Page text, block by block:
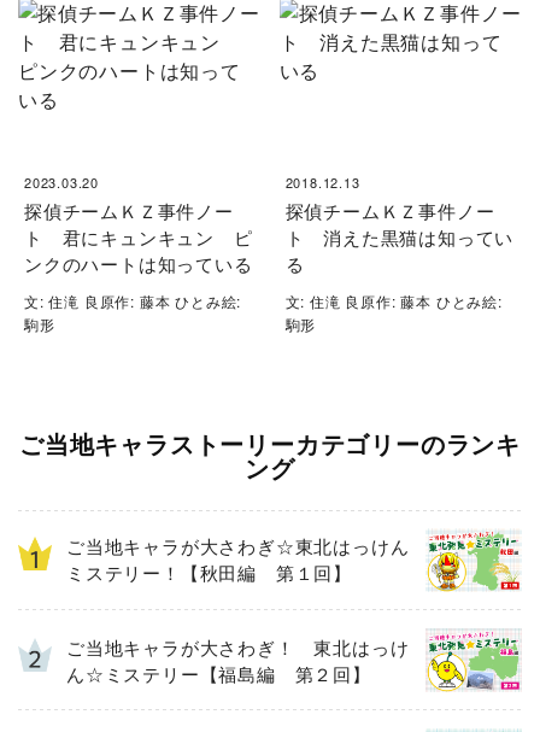
2023.03.20
探偵チームＫＺ事件ノー
ト 君にキュンキュン ピ
ンクのハートは知っている
文: 住滝 良原作: 藤本 ひとみ絵:
駒形
2018.12.13
探偵チームＫＺ事件ノー
ト 消えた黒猫は知ってい
る
文: 住滝 良原作: 藤本 ひとみ絵:
駒形
ご当地キャラストーリーカテゴリーのランキ
ング
ご当地キャラが大さわぎ☆東北はっけん
ミステリー！【秋田編 第１回】
ご当地キャラが大さわぎ！ 東北はっけ
ん☆ミステリー【福島編 第２回】